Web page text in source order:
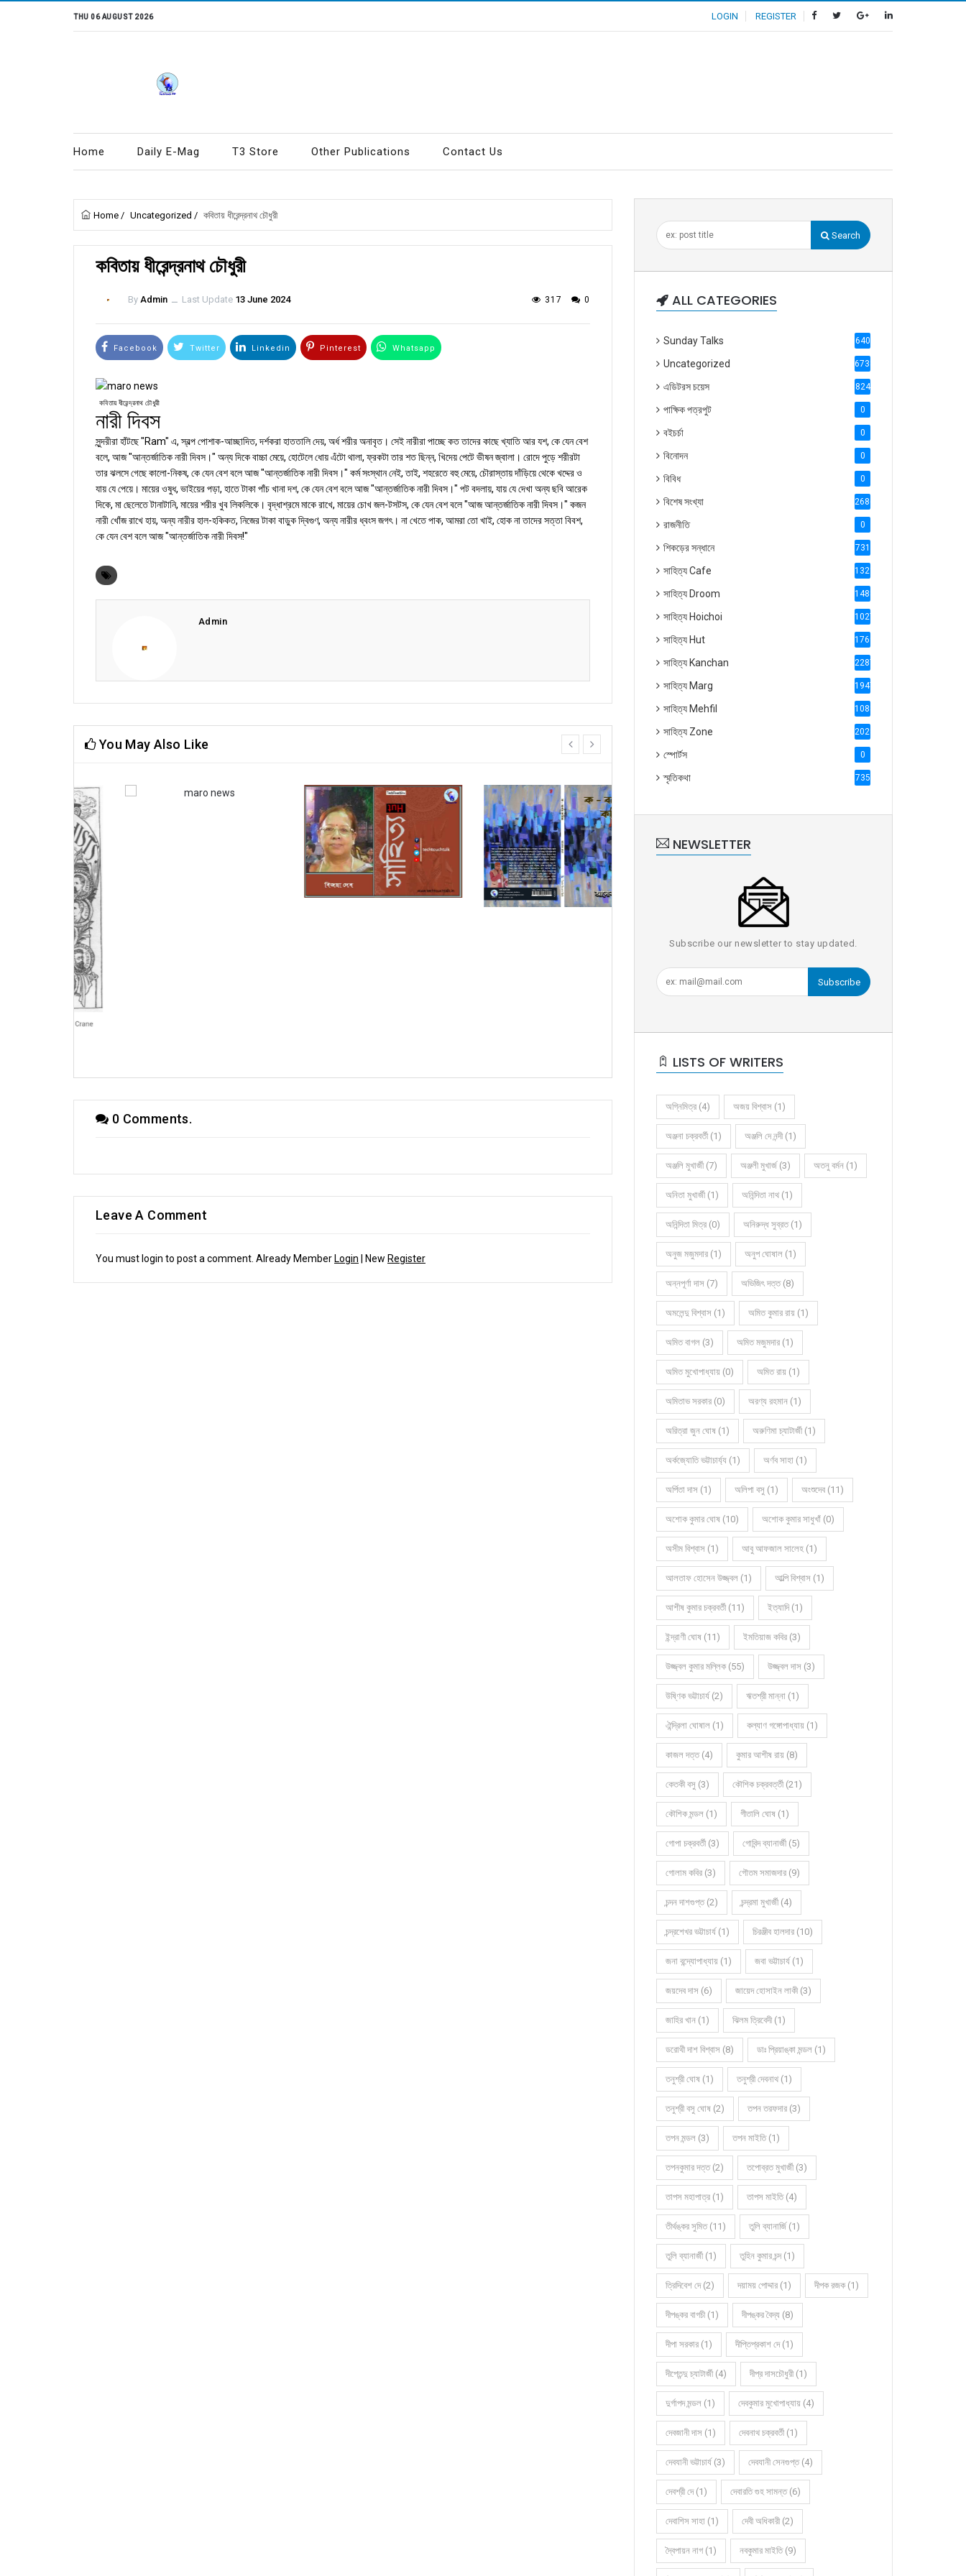
THU 06 AUGUST 2026 LOGIN REGISTER
Home Daily E-Mag T3 Store Other Publications Contact Us
Home / Uncategorized / কবিতায় ধীরেন্দ্রনাথ চৌধুরী
কবিতায় ধীরেন্দ্রনাথ চৌধুরী
By Admin ــ Last Update 13 June 2024 317 0
Facebook Twitter Linkedin Pinterest Whatsapp
কবিতায় ধীরেন্দ্রনাথ চৌধুরী
নারী দিবস
সুন্দরীরা হাঁটছে "Ram" এ, স্বল্প পোশাক-আচ্ছাদিত, দর্শকরা হাততালি দেয়, অর্ধ শরীর অনাবৃত। সেই নারীরা পাচ্ছে কত তাদের কাছে খ্যাতি আর যশ, কে যেন বেশ
বলে, আজ "আন্তর্জাতিক নারী দিবস।" অন্য দিকে বাচ্চা মেয়ে, হোটেলে ধোয় এঁটো থালা, ফ্রকটা তার শত ছিন্ন, খিদেয় পেটে ভীষন জ্বালা। রোদে পুড়ে শরীরটা
তার ঝলসে গেছে কালো-নিকষ, কে যেন বেশ বলে আজ "আন্তর্জাতিক নারী দিবস‌।" কর্ম সংস্থান নেই, তাই, শহরেতে বহু মেয়ে, চৌরাস্তায় দাঁড়িয়ে থেকে খদ্দের ও
যায় যে পেয়ে। মায়ের ওষুধ, ভাইয়ের পড়া, হাতে টাকা পাঁচ খানা দশ, কে যেন বেশ বলে আজ "আন্তর্জাতিক নারী দিবস।" পট বদলায়, যায় যে দেখা অন্য ছবি আরেক
দিকে, মা ছেলেতে টানাটানি, মায়ের শরীর খুব লিকলিকে। বৃদ্ধাশ্রমে মাকে রাখে, মায়ের চোখ জল-টসটস, কে যেন বেশ বলে "আজ আন্তর্জাতিক নারী দিবস।" কজন
নারী খোঁজ রাখে হায়, অন্য নারীর হাল-হকিকত, নিজের টাকা বাড়ুক দ্বিগুণ, অন্য নারীর ধ্বংস জগৎ। না খেতে পাক, আমরা তো খাই, হোক না তাদের সত্তা বিবশ,
কে যেন বেশ বলে আজ "আন্তর্জাতিক নারী দিবস!"
Admin
You May Also Like
|| উল্কি আঁকা দিনগুলি || সাহিত্যিক ভজন দত্তের
Advantage and Risk Management
prev
0 Comments.
Leave A Comment
You must login to post a comment. Already Member Login | New Register
Search
ALL CATEGORIES
Sunday Talks 640
Uncategorized 6738
এডিটরস চয়েস 824
পাক্ষিক পত্রপুট 0
বইচর্চা 0
বিনোদন 0
বিবিধ 0
বিশেষ সংখ্যা 2686
রাজনীতি 0
শিকড়ের সন্ধানে 731
সাহিত্য Cafe 1321
সাহিত্য Droom 1488
সাহিত্য Hoichoi 1027
সাহিত্য Hut 1769
সাহিত্য Kanchan 2287
সাহিত্য Marg 1947
সাহিত্য Mehfil 1088
সাহিত্য Zone 2028
স্পোর্টস 0
স্মৃতিকথা 735
NEWSLETTER
Subscribe our newsletter to stay updated.
Subscribe
LISTS OF WRITERS
অগ্নিমিত্র (4) অজয় বিশ্বাস (1)
অঞ্জনা চক্রবর্তী (1) অঞ্জলি দে নন্দী (1)
অঞ্জলি মুখার্জী (7) অঞ্জলী মুখার্জ (3) অতনু বর্মন (1)
অনিতা মুখার্জী (1) অনিন্দিতা নাথ (1)
অনিন্দিতা মিত্র (0) অনিরুদ্ধ সুব্রত (1)
অনুজ মজুমদার (1) অনুপ ঘোষাল (1)
অন্নপূর্ণা দাস (7) অভিজিৎ দত্ত (8)
অমলেন্দু বিশ্বাস (1) অমিত কুমার রায় (1)
অমিত বাগল (3) অমিত মজুমদার (1)
অমিত মুখোপাধ্যায় (0) অমিত রায় (1)
অমিতাভ সরকার (0) অরণ্য রহমান (1)
অরিত্রা জুন ঘোষ (1) অরুণিমা চ্যাটার্জী (1)
অর্কজ্যোতি ভট্টাচার্য্য (1) অর্ণব সাহা (1)
অর্পিতা দাস (1) অলিপা বসু (1) অংশুদেব (11)
অশোক কুমার ঘোষ (10) অশোক কুমার সাধুখাঁ (0)
অসীম বিশ্বাস (1) আবু আফজাল সালেহ (1)
আলতাফ হোসেন উজ্জ্বল (1) আল্পি বিশ্বাস (1)
আশীষ কুমার চক্রবর্তী (11) ইত্যাদি (1)
ইন্দ্রাণী ঘোষ (11) ইমতিয়াজ কবির (3)
উজ্জ্বল কুমার মল্লিক (55) উজ্জ্বল দাস (3)
উষ্ণিক ভট্টাচার্য (2) ঋতশ্রী মান্না (1)
ঐন্দ্রিলা ঘোষাল (1) কল্যাণ গঙ্গোপাধ্যায় (1)
কাজল দত্ত (4) কুমার আশীষ রায় (8)
কেতকী বসু (3) কৌশিক চক্রবর্ত্তী (21)
কৌশিক মন্ডল (1) গীতালি ঘোষ (1)
গোপা চক্রবর্তী (3) গোবিন্দ ব্যানার্জী (5)
গোলাম কবির (3) গৌতম সমাজদার (9)
চন্দন দাশগুপ্ত (2) চন্দ্রমা মুখার্জী (4)
চন্দ্রশেখর ভট্টাচার্য (1) চিরঞ্জীব হালদার (10)
জনা বন্দ্যোপাধ্যায় (1) জবা ভট্টাচার্য (1)
জয়দেব দাস (6) জায়েদ হোসাইন লাকী (3)
জাহির খান (1) ঝিলম ত্রিবেদী (1)
ডরোথী দাশ বিশ্বাস (8) ডাঃ প্রিয়াঙ্কা মন্ডল (1)
তনুশ্রী ঘোষ (1) তনুশ্রী দেবনাথ (1)
তনুশ্রী বসু ঘোষ (2) তপন তরফদার (3)
তপন মন্ডল (3) তপন মাইতি (1)
তপনকুমার দত্ত (2) তপোব্রত মুখার্জী (3)
তাপস মহাপাত্র (1) তাপস মাইতি (4)
তীর্থঙ্কর সুমিত (11) তুলি ব্যানার্জি (1)
তুলি ব্যানার্জী (1) তুহিন কুমার চন্দ (1)
ত্রিদিবেশ দে (2) দয়াময় পোদ্দার (1) দীপক রজক (1)
দীপঙ্কর বাগচী (1) দীপঙ্কর বৈদ্য (8)
দীপা সরকার (1) দীপ্তিপ্রকাশ দে (1)
দীপ্তেন্দু চ্যাটার্জী (4) দীপ্র দাসচৌধুরী (1)
দুর্গাপদ মন্ডল (1) দেবকুমার মুখোপাধ্যায় (4)
দেবজানী দাস (1) দেবনাথ চক্রবর্তী (1)
দেবযানী ভট্টাচার্য (3) দেবযানী সেনগুপ্ত (4)
দেবশ্রী দে (1) দেবারতি গুহ সামন্ত (6)
দেবাশিস সাহা (1) দেবী অধিকারী (2)
দ্বৈপায়ন নাগ (1) নবকুমার মাইতি (9)